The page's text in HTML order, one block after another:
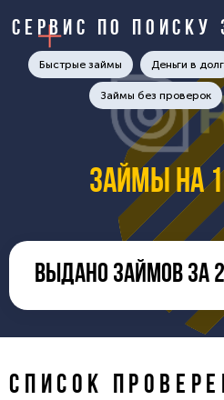
Сервис по поиску
Быстрые займы Деньги в долг
Займы без проверок
Займы на
ВЫДАНО ЗАЙМОВ ЗА
СПИСОК